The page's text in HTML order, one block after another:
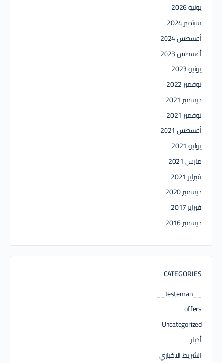
يونيو 2026
سبتمبر 2024
أغسطس 2024
أغسطس 2023
يونيو 2023
نوفمبر 2022
ديسمبر 2021
نوفمبر 2021
أغسطس 2021
يوليو 2021
مارس 2021
فبراير 2021
ديسمبر 2020
فبراير 2017
ديسمبر 2016
CATEGORIES
__testeman__
offers
Uncategorized
أخبار
الشريط الاخباري